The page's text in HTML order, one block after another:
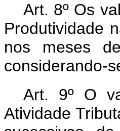
Art. 8º Os
Produtividade
nos meses
considerando-
Art. 9º O
Atividade